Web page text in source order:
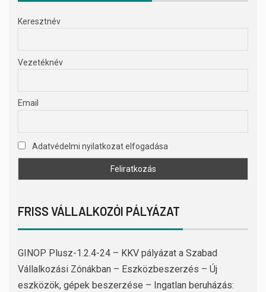
Keresztnév
Vezetéknév
Email
Adatvédelmi nyilatkozat elfogadása
FRISS VÁLLALKOZÓI PÁLYÁZAT
GINOP Plusz-1.2.4-24 – KKV pályázat a Szabad
Vállalkozási Zónákban – Eszközbeszerzés – Új
eszközök, gépek beszerzése – Ingatlan beruházás: